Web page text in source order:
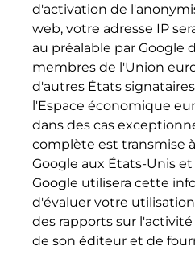
d'activation de
web, votre adresse IP
au préalable par Google
membres de l'Union
d'autres États
l'Espace économique
dans des cas
complète est transmise
Google aux États-Unis
Google utilisera cette
d'évaluer votre
des rapports sur
de son éditeur et de